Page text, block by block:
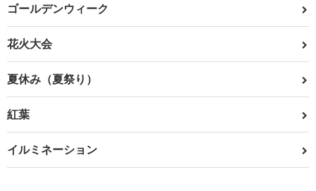
ゴールデンウィーク
花火大会
夏休み（夏祭り）
紅葉
イルミネーション